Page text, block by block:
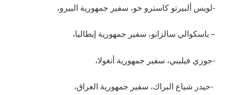
-لويس ألبيرتو كاسترو خو، سفير جمهورية البيرو،
– باسكوالي سالزانو، سفير جمهورية إيطاليا،
-جوزي فيليبي، سفير جمهورية أنغولا،
-حيدر شياع البراك، سفير جمهورية العراق،